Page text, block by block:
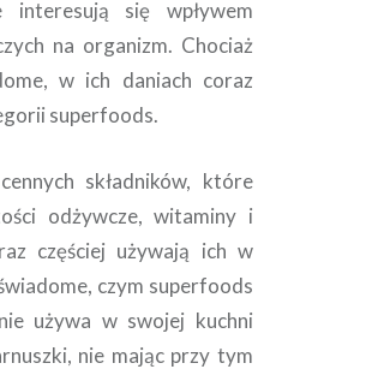
interesują się wpływem
na organizm. Chociaż
w ich daniach coraz
superfoods.
składników, które
odżywcze, witaminy i
częściej używają ich w
czym superfoods
używa w swojej kuchni
nie mając przy tym